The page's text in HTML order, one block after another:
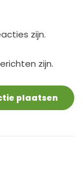
zijn.
zijn.